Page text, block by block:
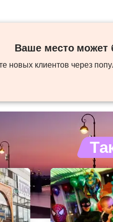
Ваше место может
новых клиентов через